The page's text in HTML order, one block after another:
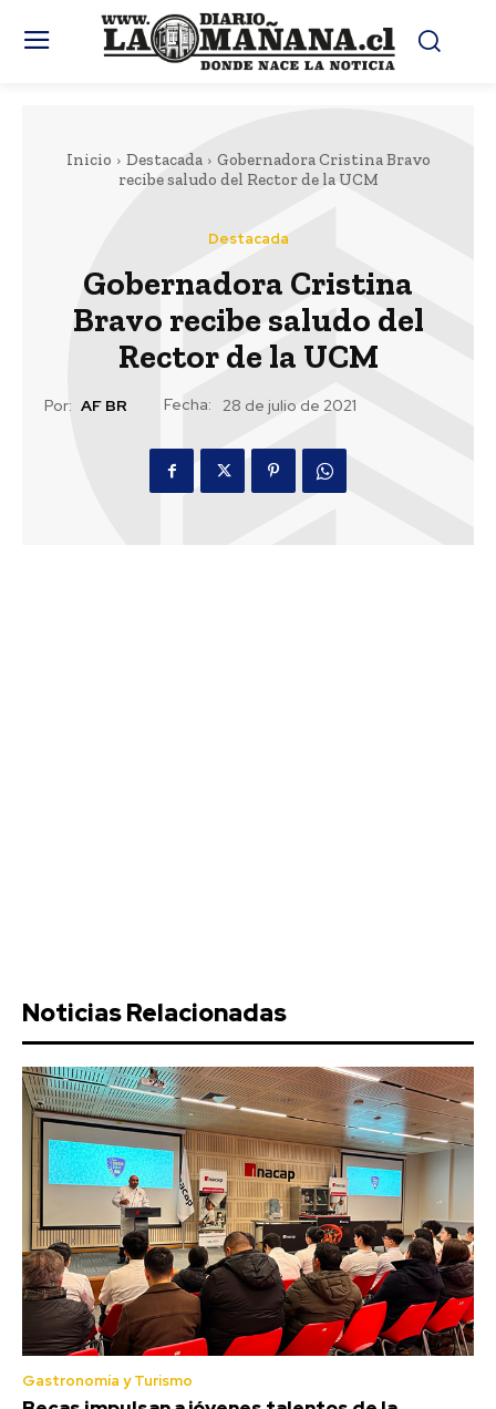
Inicio Destacada
Gobernadora Cristina Bravo
recibe saludo del Rector de la UCM
Destacada
Gobernadora Cristina
Bravo recibe saludo del
Rector de la UCM
Por: AF BR Fecha: 28 de julio de 2021
Noticias Relacionadas
Gastronomía y Turismo